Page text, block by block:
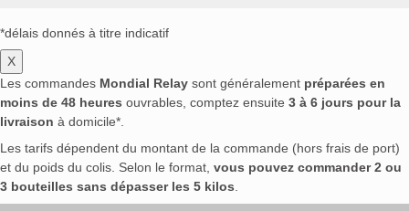
*délais donnés à titre indicatif
X
Les commandes Mondial Relay sont généralement préparées en
moins de 48 heures ouvrables, comptez ensuite 3 à 6 jours pour la
livraison à domicile*.
Les tarifs dépendent du montant de la commande (hors frais de port)
et du poids du colis. Selon le format, vous pouvez commander 2 ou
3 bouteilles sans dépasser les 5 kilos